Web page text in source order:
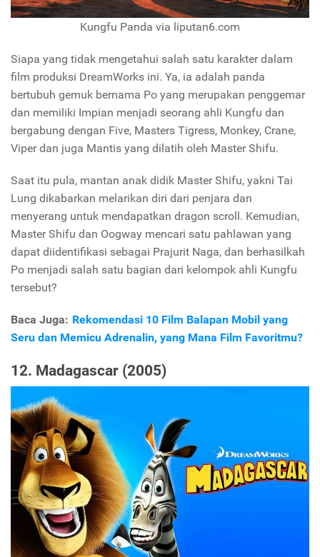
Kungfu Panda via liputan6.com
Siapa yang tidak mengetahui salah satu karakter dalam
film produksi DreamWorks ini. Ya, ia adalah panda
bertubuh gemuk bernama Po yang merupakan penggemar
dan memiliki Impian menjadi seorang ahli Kungfu dan
bergabung dengan Five, Masters Tigress, Monkey, Crane,
Viper dan juga Mantis yang dilatih oleh Master Shifu.
Saat itu pula, mantan anak didik Master Shifu, yakni Tai
Lung dikabarkan melarikan diri dari penjara dan
menyerang untuk mendapatkan dragon scroll. Kemudian,
Master Shifu dan Oogway mencari satu pahlawan yang
dapat diidentifikasi sebagai Prajurit Naga, dan berhasilkah
Po menjadi salah satu bagian dari kelompok ahli Kungfu
tersebut?
Baca Juga: Rekomendasi 10 Film Balapan Mobil yang
Seru dan Memicu Adrenalin, yang Mana Film Favoritmu?
12. Madagascar (2005)